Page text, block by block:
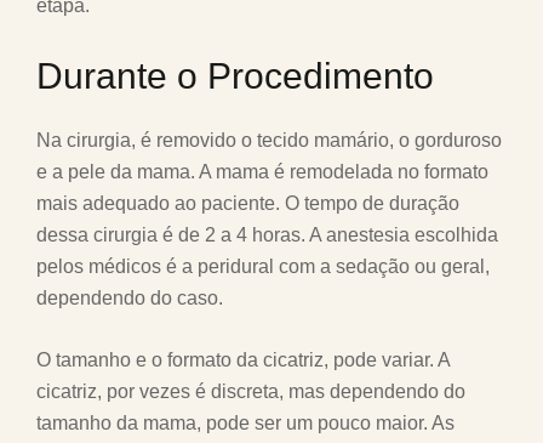
etapa.
Durante o Procedimento
Na cirurgia, é removido o tecido mamário, o gorduroso
e a pele da mama. A mama é remodelada no formato
mais adequado ao paciente. O tempo de duração
dessa cirurgia é de 2 a 4 horas. A anestesia escolhida
pelos médicos é a peridural com a sedação ou geral,
dependendo do caso.
O tamanho e o formato da cicatriz, pode variar. A
cicatriz, por vezes é discreta, mas dependendo do
tamanho da mama, pode ser um pouco maior. As